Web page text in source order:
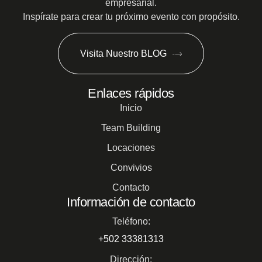
empresarial.
Inspírate para crear tu próximo evento con propósito.
Visita Nuestro BLOG
Enlaces rápidos
Inicio
Team Building
Locaciones
Convivios
Contacto
Información de contacto
Teléfono:
+502 33381313
Dirección: